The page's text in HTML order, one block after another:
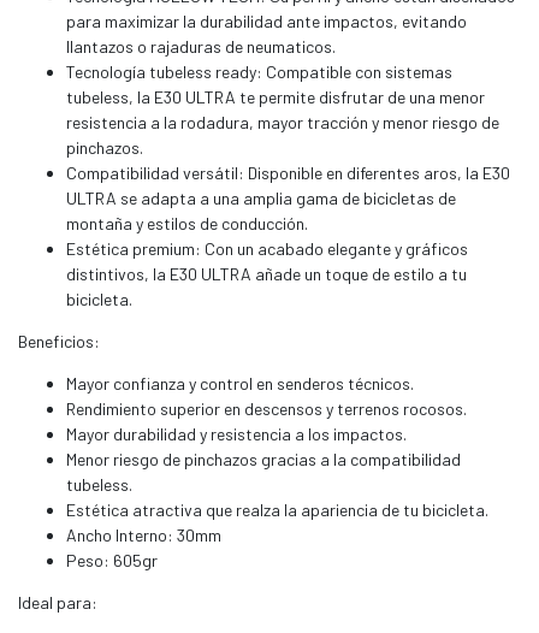
para maximizar la durabilidad ante impactos, evitando
llantazos o rajaduras de neumaticos.
Tecnología tubeless ready: Compatible con sistemas
tubeless, la E30 ULTRA te permite disfrutar de una menor
resistencia a la rodadura, mayor tracción y menor riesgo de
pinchazos.
Compatibilidad versátil: Disponible en diferentes aros, la E30
ULTRA se adapta a una amplia gama de bicicletas de
montaña y estilos de conducción.
Estética premium: Con un acabado elegante y gráficos
distintivos, la E30 ULTRA añade un toque de estilo a tu
bicicleta.
Beneficios:
Mayor confianza y control en senderos técnicos.
Rendimiento superior en descensos y terrenos rocosos.
Mayor durabilidad y resistencia a los impactos.
Menor riesgo de pinchazos gracias a la compatibilidad
tubeless.
Estética atractiva que realza la apariencia de tu bicicleta.
Ancho Interno: 30mm
Peso: 605gr
Ideal para: